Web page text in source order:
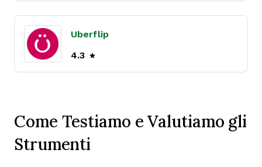
Uberflip
4.3
Come Testiamo e Valutiamo gli
Strumenti